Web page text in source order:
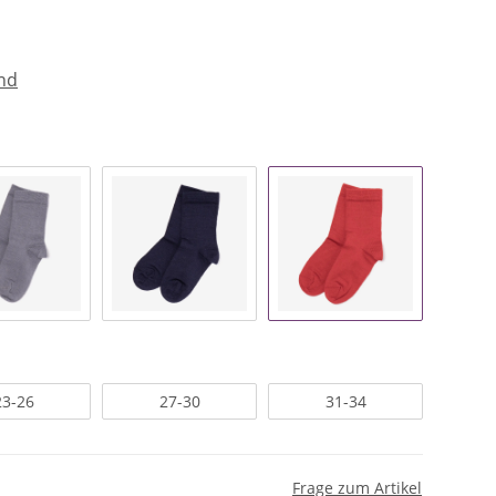
26 27-30 31-34
Frage zum Artikel